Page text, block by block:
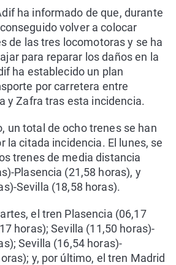
ha informado de que, durante
volver a colocar
de las tres locomotoras y se ha
para reparar los daños en la
ha establecido un plan
por carretera entre
y Zafra tras esta incidencia.
un total de ocho trenes se han
la citada incidencia. El lunes, se
trenes de media distancia
Plasencia (21,58 horas), y
Sevilla (18,58 horas).
el tren Plasencia (06,17
horas); Sevilla (11,50 horas)-
Sevilla (16,54 horas)-
y, por último, el tren Madrid